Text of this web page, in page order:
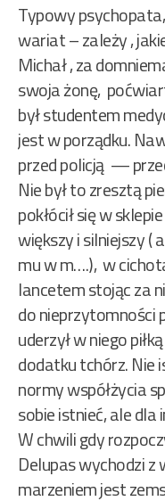
Typowy
wariat – zależy ,
Michał , za
swoja żonę,
był studentem
jest w porządku.
przed policją —
Nie był to zresztą
pokłócił się w
większy i silniejszy (
mu w m….), w
lancetem stojąc za
do nieprzytomności
uderzył w niego
dodatku tchórz. Nie
normy współżycia
sobie istnieć, ale dla
W chwili gdy
Delupas wychodzi z
marzeniem jest